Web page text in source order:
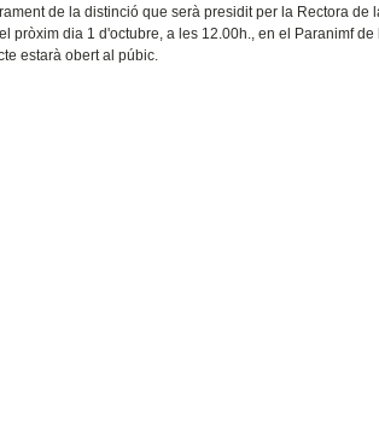
de la distinció que serà presidit per la Rectora
pròxim dia 1 d'octubre, a les 12.00h., en el Paranimf
estarà obert al púbic.